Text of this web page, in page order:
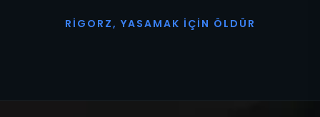
R I G O R Z, YASAMAK İ ÇI N Ö L D Ü R